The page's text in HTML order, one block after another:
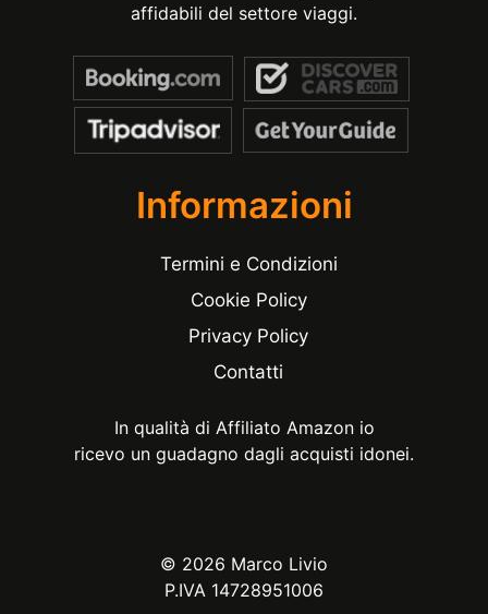
affidabili del settore viaggi.
Informazioni
Termini e Condizioni
Cookie Policy
Privacy Policy
Contatti
In qualità di Affiliato Amazon io
ricevo un guadagno dagli acquisti idonei.
© 2026 Marco Livio
P.IVA 14728951006